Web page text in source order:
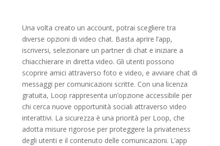
Una volta creato un account, potrai scegliere tra
diverse opzioni di video chat. Basta aprire l’app,
iscriversi, selezionare un partner di chat e iniziare a
chiacchierare in diretta video. Gli utenti possono
scoprire amici attraverso foto e video, e avviare chat di
messaggi per comunicazioni scritte. Con una licenza
gratuita, Loop rappresenta un’opzione accessibile per
chi cerca nuove opportunità sociali attraverso video
interattivi. La sicurezza è una priorità per Loop, che
adotta misure rigorose per proteggere la privateness
degli utenti e il contenuto delle comunicazioni. L’app